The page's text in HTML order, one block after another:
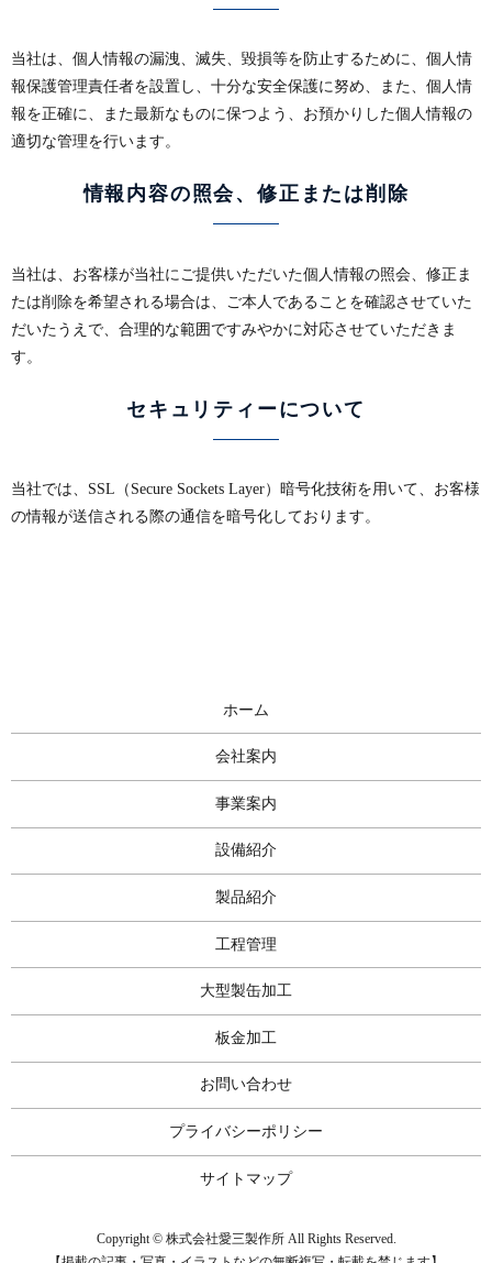
当社は、個人情報の漏洩、滅失、毀損等を防止するために、個人情
報保護管理責任者を設置し、十分な安全保護に努め、また、個人情
報を正確に、また最新なものに保つよう、お預かりした個人情報の
適切な管理を行います。
情報内容の照会、修正または削除
当社は、お客様が当社にご提供いただいた個人情報の照会、修正ま
たは削除を希望される場合は、ご本人であることを確認させていた
だいたうえで、合理的な範囲ですみやかに対応させていただきま
す。
セキュリティーについて
当社では、SSL（Secure Sockets Layer）暗号化技術を用いて、お客様
の情報が送信される際の通信を暗号化しております。
ホーム
会社案内
事業案内
設備紹介
製品紹介
工程管理
大型製缶加工
板金加工
お問い合わせ
プライバシーポリシー
サイトマップ
Copyright © 株式会社愛三製作所 All Rights Reserved.